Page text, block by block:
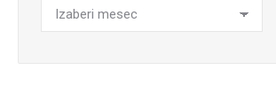
Hronologija
vesti